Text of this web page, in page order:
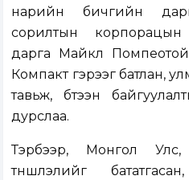
нарийн бичгийн
сорилтын
дарга Майкл
Компакт гэрээг батлан,
тавьж, бүтээн
дурслаа.
Тэрбээр, Монгол
түншлэлийг